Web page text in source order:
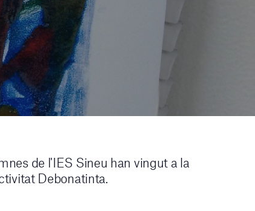
de l'IES Sineu han vingut a la
Debonatinta.